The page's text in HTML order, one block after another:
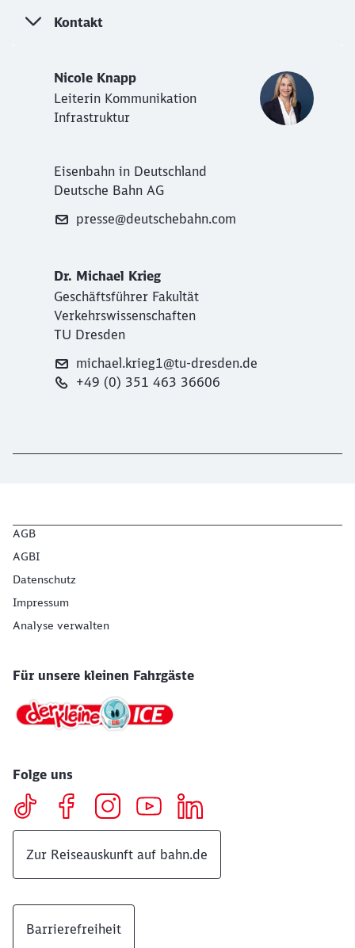
Kontakt
Nicole Knapp
Leiterin Kommunikation
Infrastruktur
Eisenbahn in Deutschland
Deutsche Bahn AG
presse@deutschebahn.com
Dr. Michael Krieg
Geschäftsführer Fakultät
Verkehrswissenschaften
TU Dresden
michael.krieg1@tu-dresden.de
+49 (0) 351 463 36606
AGB
AGBI
Datenschutz
Impressum
Analyse verwalten
Für unsere kleinen Fahrgäste
Folge uns
Zur Reiseauskunft auf bahn.de
Barrierefreiheit